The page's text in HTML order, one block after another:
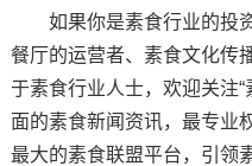
如果你是素食行业的投
餐厅的运营者、素食文化传
于素食行业人士，欢迎关注
面的素食新闻资讯，最专业
最大的素食联盟平台，引领